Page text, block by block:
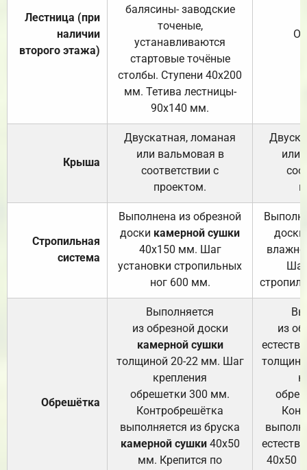
Лестница (при
наличии
второго этажа)
балясины- заводские
точеные,
устанавливаются
стартовые точёные
столбы. Ступени 40х200
мм. Тетива лестницы-
90х140 мм.
Крыша
Двускатная, ломаная
или вальмовая в
соответствии с
проектом.
или
Стропильная
система
Выполнена из обрезной
доски камерной сушки
40х150 мм. Шаг
установки стропильных
ног 600 мм.
доски
Обрешётка
Выполняется
из обрезной доски
камерной сушки
толщиной 20-22 мм. Шаг
крепления
обрешетки 300 мм.
Контробрешётка
выполняется из бруска
камерной сушки40х50
мм. Крепится по
из
40х50